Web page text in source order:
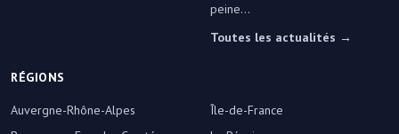
peine...
Toutes les actualités →
RÉGIONS
Auvergne-Rhône-Alpes
Île-de-France